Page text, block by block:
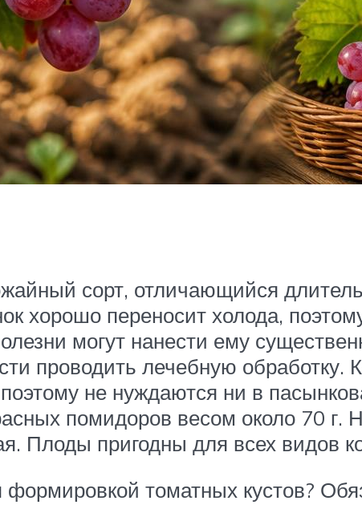
сорт, отличающийся
хорошо переносит холода,
могут нанести ему
проводить лечебную
не нуждаются ни в
помидоров весом около 70 г.
Плоды пригодны для всех видов
томатных кустов?